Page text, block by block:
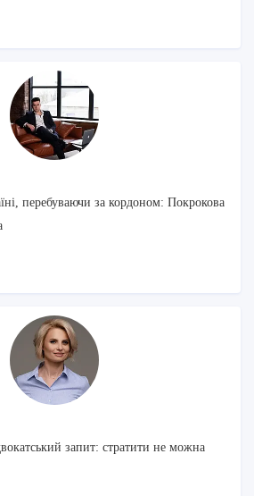
перебуваючи за кордоном: Покрокова
запит: стратити не можна